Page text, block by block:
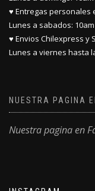
♥ Entregas personales
Lunes a sabados:
♥ Envios Chilexpress y
Lunes a viernes hasta
NUESTRA PAGINA
Nuestra pagina en